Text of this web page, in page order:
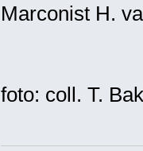
Marconist H.
foto: coll. T.